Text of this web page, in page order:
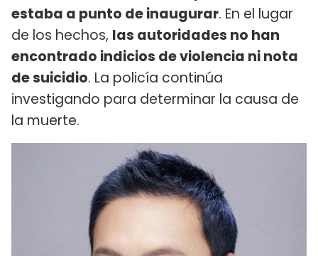
estaba a punto de inaugurar. En el lugar
de los hechos, las autoridades no han
encontrado indicios de violencia ni nota
de suicidio. La policía continúa
investigando para determinar la causa de
la muerte.